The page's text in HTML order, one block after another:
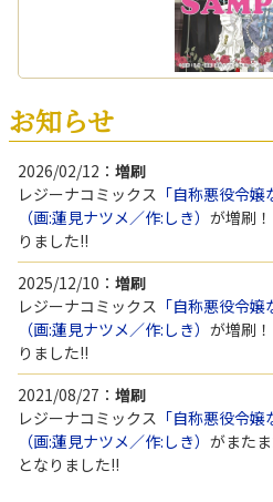
お知らせ
2026/02/12： 増刷
レジーナコミックス 「自称悪役令
（画:蓮見ナツメ／作:しき） が増刷
りました!!
2025/12/10： 増刷
レジーナコミックス 「自称悪役令
（画:蓮見ナツメ／作:しき） が増刷
りました!!
2021/08/27： 増刷
レジーナコミックス 「自称悪役令
（画:蓮見ナツメ／作:しき） がまた
となりました!!